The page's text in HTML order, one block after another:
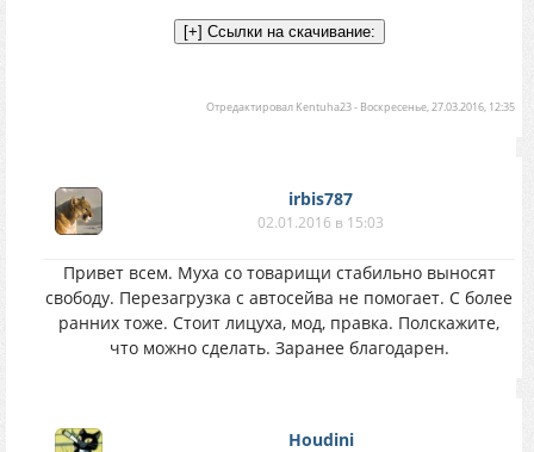
Отредактировал Kentuha23- Воскресенье, 27.03.2016, 12:35
irbis787
02.01.2016 в 15:03
Привет всем. Муха со товарищи стабильно выносят
свободу. Перезагрузка с автосейва не помогает. С более
ранних тоже. Стоит лицуха, мод, правка. Полскажите,
что можно сделать. Заранее благодарен.
Houdini